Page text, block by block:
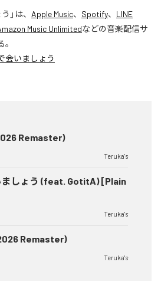
」は、 Apple Music、 Spotify、 LINE
Music Unlimitedなどの音楽配信サ
会いましょう
Remaster)
Teruka's
ましょう (feat. GotitA) [Plain
Teruka's
Remaster)
Teruka's